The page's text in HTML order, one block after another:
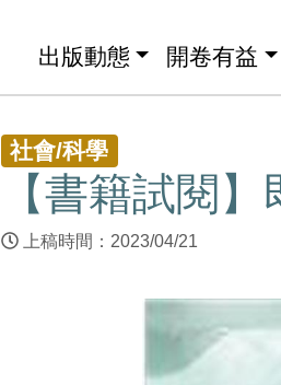
出版動態 開卷有益
社會/科學
【書籍試閱
上稿時間：2023/04/21